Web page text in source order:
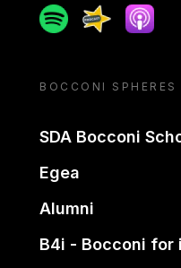
SpotifySpreaker
Apple
BOCCONI SPHERES
SDA Bocconi
Egea
Alumni
B4i - Bocconi for